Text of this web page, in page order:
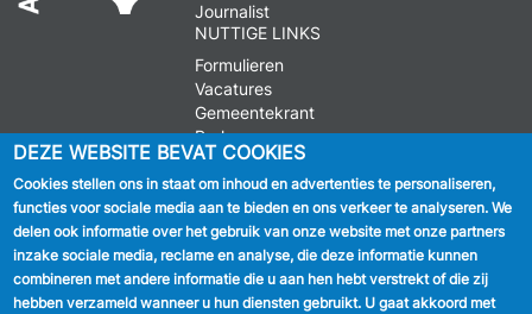
Journalist
NUTTIGE LINKS
Formulieren
Vacatures
Gemeentekrant
Parkeren
VOLG ONS
Facebook
Linkedin
DEZE WEBSITE BEVAT COOKIES
Cookies stellen ons in staat om inhoud en advertenties te personaliseren,
functies voor sociale media aan te bieden en ons verkeer te analyseren. We
delen ook informatie over het gebruik van onze website met onze partners
inzake sociale media, reclame en analyse, die deze informatie kunnen
combineren met andere informatie die u aan hen hebt verstrekt of die zij
hebben verzameld wanneer u hun diensten gebruikt. U gaat akkoord met